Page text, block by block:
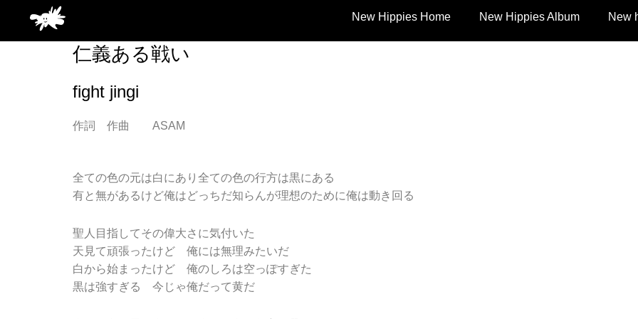
New Hippies Home New Hippies Album New
仁義ある戦い
fight jingi
作詞 作曲 ASAM
全ての色の元は白にあり全ての色の行方は黒にある
有と無があるけど俺はどっちだ知らんが理想のために俺は動き回る
聖人目指してその偉大さに気付いた
天見て頑張ったけど 俺には無理みたいだ
白から始まったけど 俺のしろは空っぽすぎた
黒は強すぎる 今じゃ俺だって黄だ